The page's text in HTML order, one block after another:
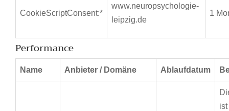
CookieScriptConsent:*
www.neuropsychologie-
leipzig.de
1
Performance
Name Anbieter / Domäne Ablaufdatum